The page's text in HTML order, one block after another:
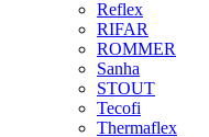
Reflex
RIFAR
ROMMER
Sanha
STOUT
Tecofi
Thermaflex